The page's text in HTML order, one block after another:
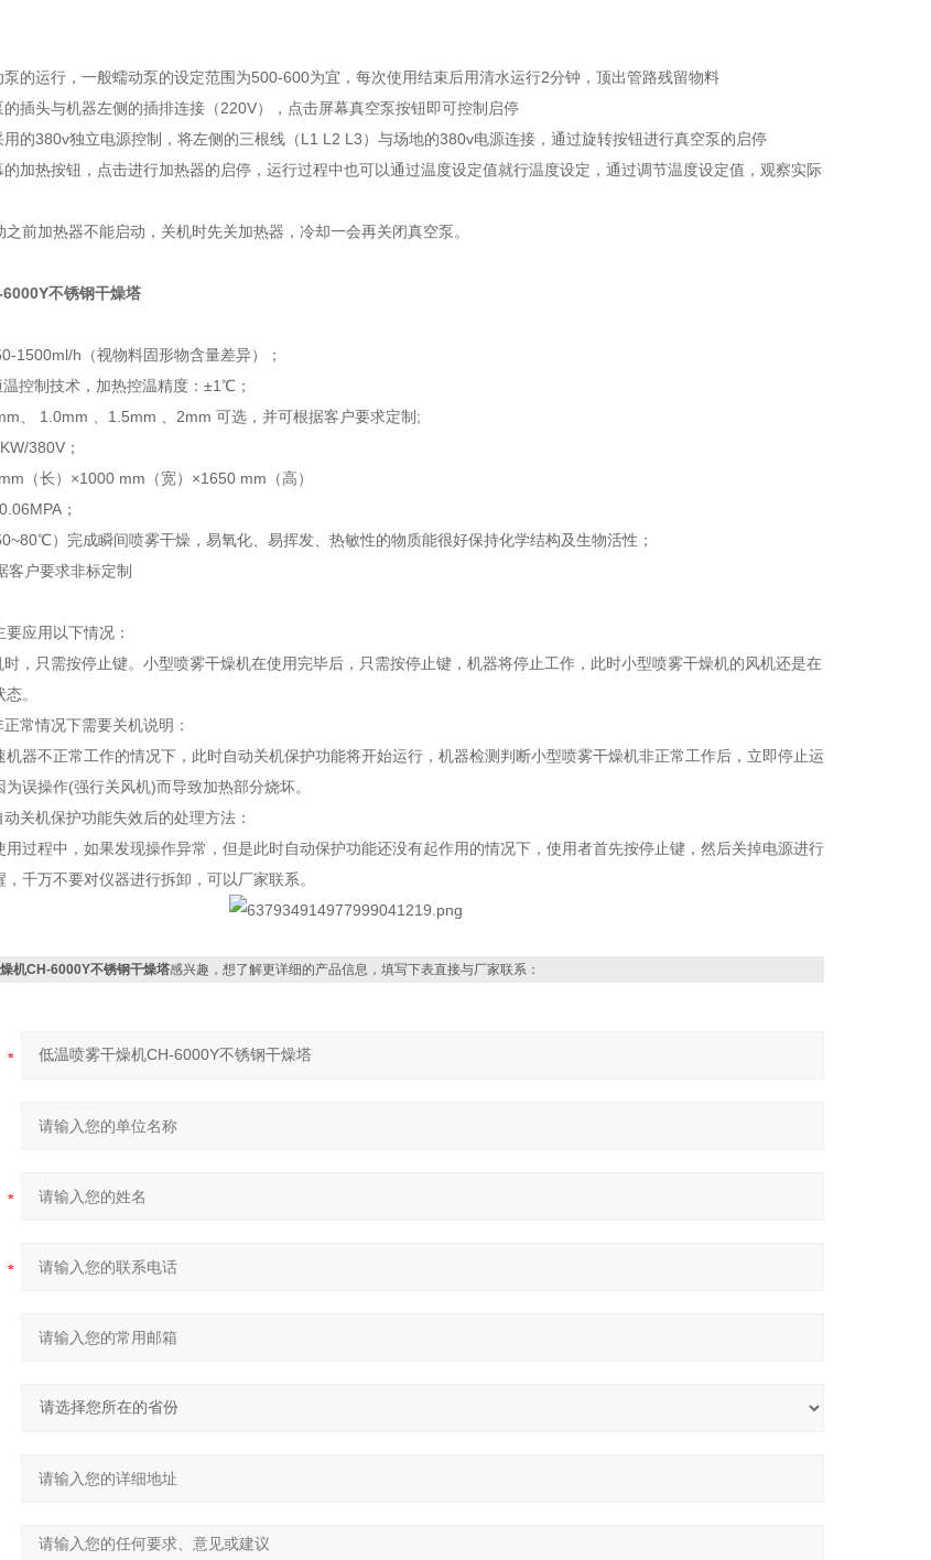
的运行，一般蠕动泵的设定范围为500-600为宜，每次使用结束后用清水运行2分钟，顶出管路残留物料
插头与机器左侧的插排连接（220V），点击屏幕真空泵按钮即可控制启停
的380v独立电源控制，将左侧的三根线（L1 L2 L3）与场地的380v电源连接，通过旋转按钮进行真空泵的启停
加热按钮，点击进行加热器的启停，运行过程中也可以通过温度设定值就行温度设定，通过调节温度设定值，观察实际
前加热器不能启动，关机时先关加热器，冷却一会再关闭真空泵。
不锈钢干燥塔
1500ml/h（视物料固形物含量差异）；
控制技术，加热控温精度：±1℃；
、 1.0mm 、1.5mm 、2mm 可选，并可根据客户要求定制;
380V；
（长）×1000 mm（宽）×1650 mm（高）
；
）完成瞬间喷雾干燥，易氧化、易挥发、热敏性的物质能很好保持化学结构及生物活性；
户要求非标定制
应用以下情况：
，只需按停止键。小型喷雾干燥机在使用完毕后，只需按停止键，机器将停止工作，此时小型喷雾干燥机的风机还是在
。
常情况下需要关机说明：
机器不正常工作的情况下，此时自动关机保护功能将开始运行，机器检测判断小型喷雾干燥机非正常工作后，立即停止运
误操作(强行关风机)而导致加热部分烧坏。
关机保护功能失效后的处理方法：
用过程中，如果发现操作异常，但是此时自动保护功能还没有起作用的情况下，使用者首先按停止键，然后关掉电源进行
千万不要对仪器进行拆卸，可以厂家联系。
机CH-6000Y不锈钢干燥塔感兴趣，想了解更详细的产品信息，填写下表直接与厂家联系：